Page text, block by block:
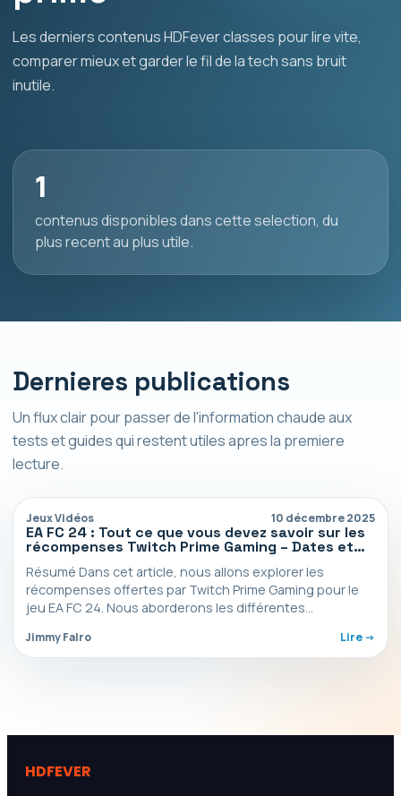
Les derniers contenus HDFever classes pour lire vite,
comparer mieux et garder le fil de la tech sans bruit
inutile.
1
contenus disponibles dans cette selection, du
plus recent au plus utile.
Dernieres publications
Un flux clair pour passer de l'information chaude aux
tests et guides qui restent utiles apres la premiere
lecture.
Jeux Vidéos 10 décembre 2025
EA FC 24 : Tout ce que vous devez savoir sur les
récompenses Twitch Prime Gaming – Dates et
contenu
Résumé Dans cet article, nous allons explorer les
récompenses offertes par Twitch Prime Gaming pour le
jeu EA FC 24. Nous aborderons les différentes…
Jimmy Falro Lire ->
HDFEVER